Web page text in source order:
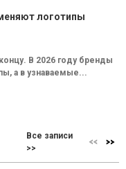
логотипы
В 2026 году бренды
а в узнаваемые...
Все записи
>>